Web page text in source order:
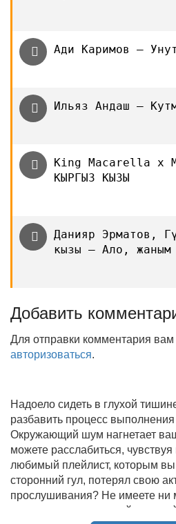
Ади Каримов —
Ильяз Андаш —
King Macarella x
КЫРГЫЗ КЫЗЫ
Данияр Эрматов,
кызы — Ало, жаным
Добавить
Для отправки комментария
авторизоваться.
Надоело сидеть в глухой
разбавить процесс
Окружающий шум нагнетает
можете расслабиться,
любимый плейлист, которым вы
сторонний гул, потерял свою
прослушивания? Не имеете ни
представления, где найти